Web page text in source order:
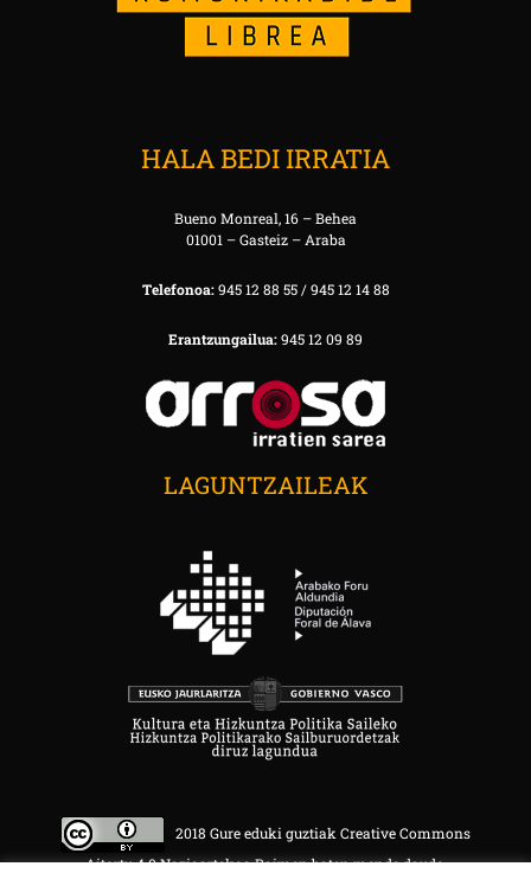
HALA BEDI IRRATIA
Bueno Monreal, 16 – Behea
01001 – Gasteiz – Araba
Telefonoa:945 12 88 55 / 945 12 14 88
Erantzungailua:945 12 09 89
LAGUNTZAILEAK
2018 Gure eduki guztiak Creative Commons
Aitortu 4.0 Nazioartekoa Baimen baten mende daude.